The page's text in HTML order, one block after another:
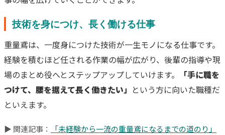
技術を身につけ、長く働ける仕事
重量鳶は、一度身につけた技術が一生モノになる仕事です。
経験を積むほど任される作業の幅が広がり、後輩の指導や現
場のまとめ役へとステップアップしていけます。
「手に職を
つけて、腰を据えて長く働きたい」 という方に向いた職種だ
といえます。
▶ 関連記事：
「未経験から一流の重量鳶になるまでの道のり」